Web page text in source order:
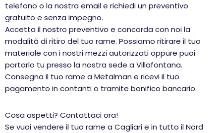
telefono o la nostra email e richiedi un preventivo
gratuito e senza impegno.
Accetta il nostro preventivo e concorda con noi la
modalità di ritiro del tuo rame. Possiamo ritirare il tuo
materiale con i nostri mezzi autorizzati oppure puoi
portarlo tu presso la nostra sede a Villafontana.
Consegna il tuo rame a Metalman e ricevi il tuo
pagamento in contanti o tramite bonifico bancario.
Cosa aspetti? Contattaci ora!
Se vuoi vendere il tuo rame a Cagliari e in tutto il Nord